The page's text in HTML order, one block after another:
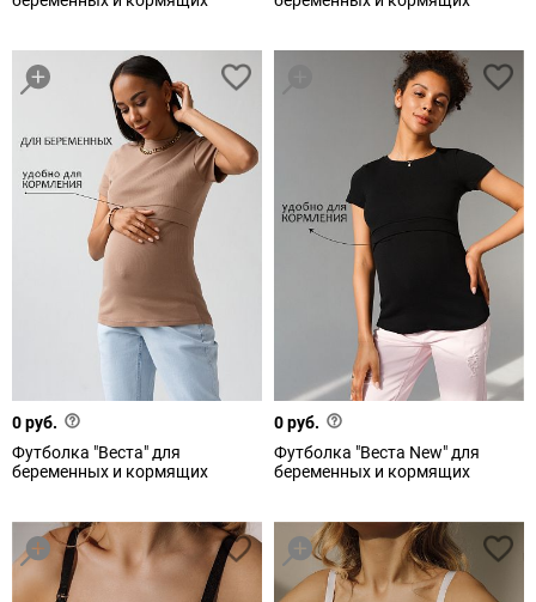
0 руб.
Футболка "Веста" для
беременных и кормящих
0 руб.
Футболка "Веста New" для
беременных и кормящих